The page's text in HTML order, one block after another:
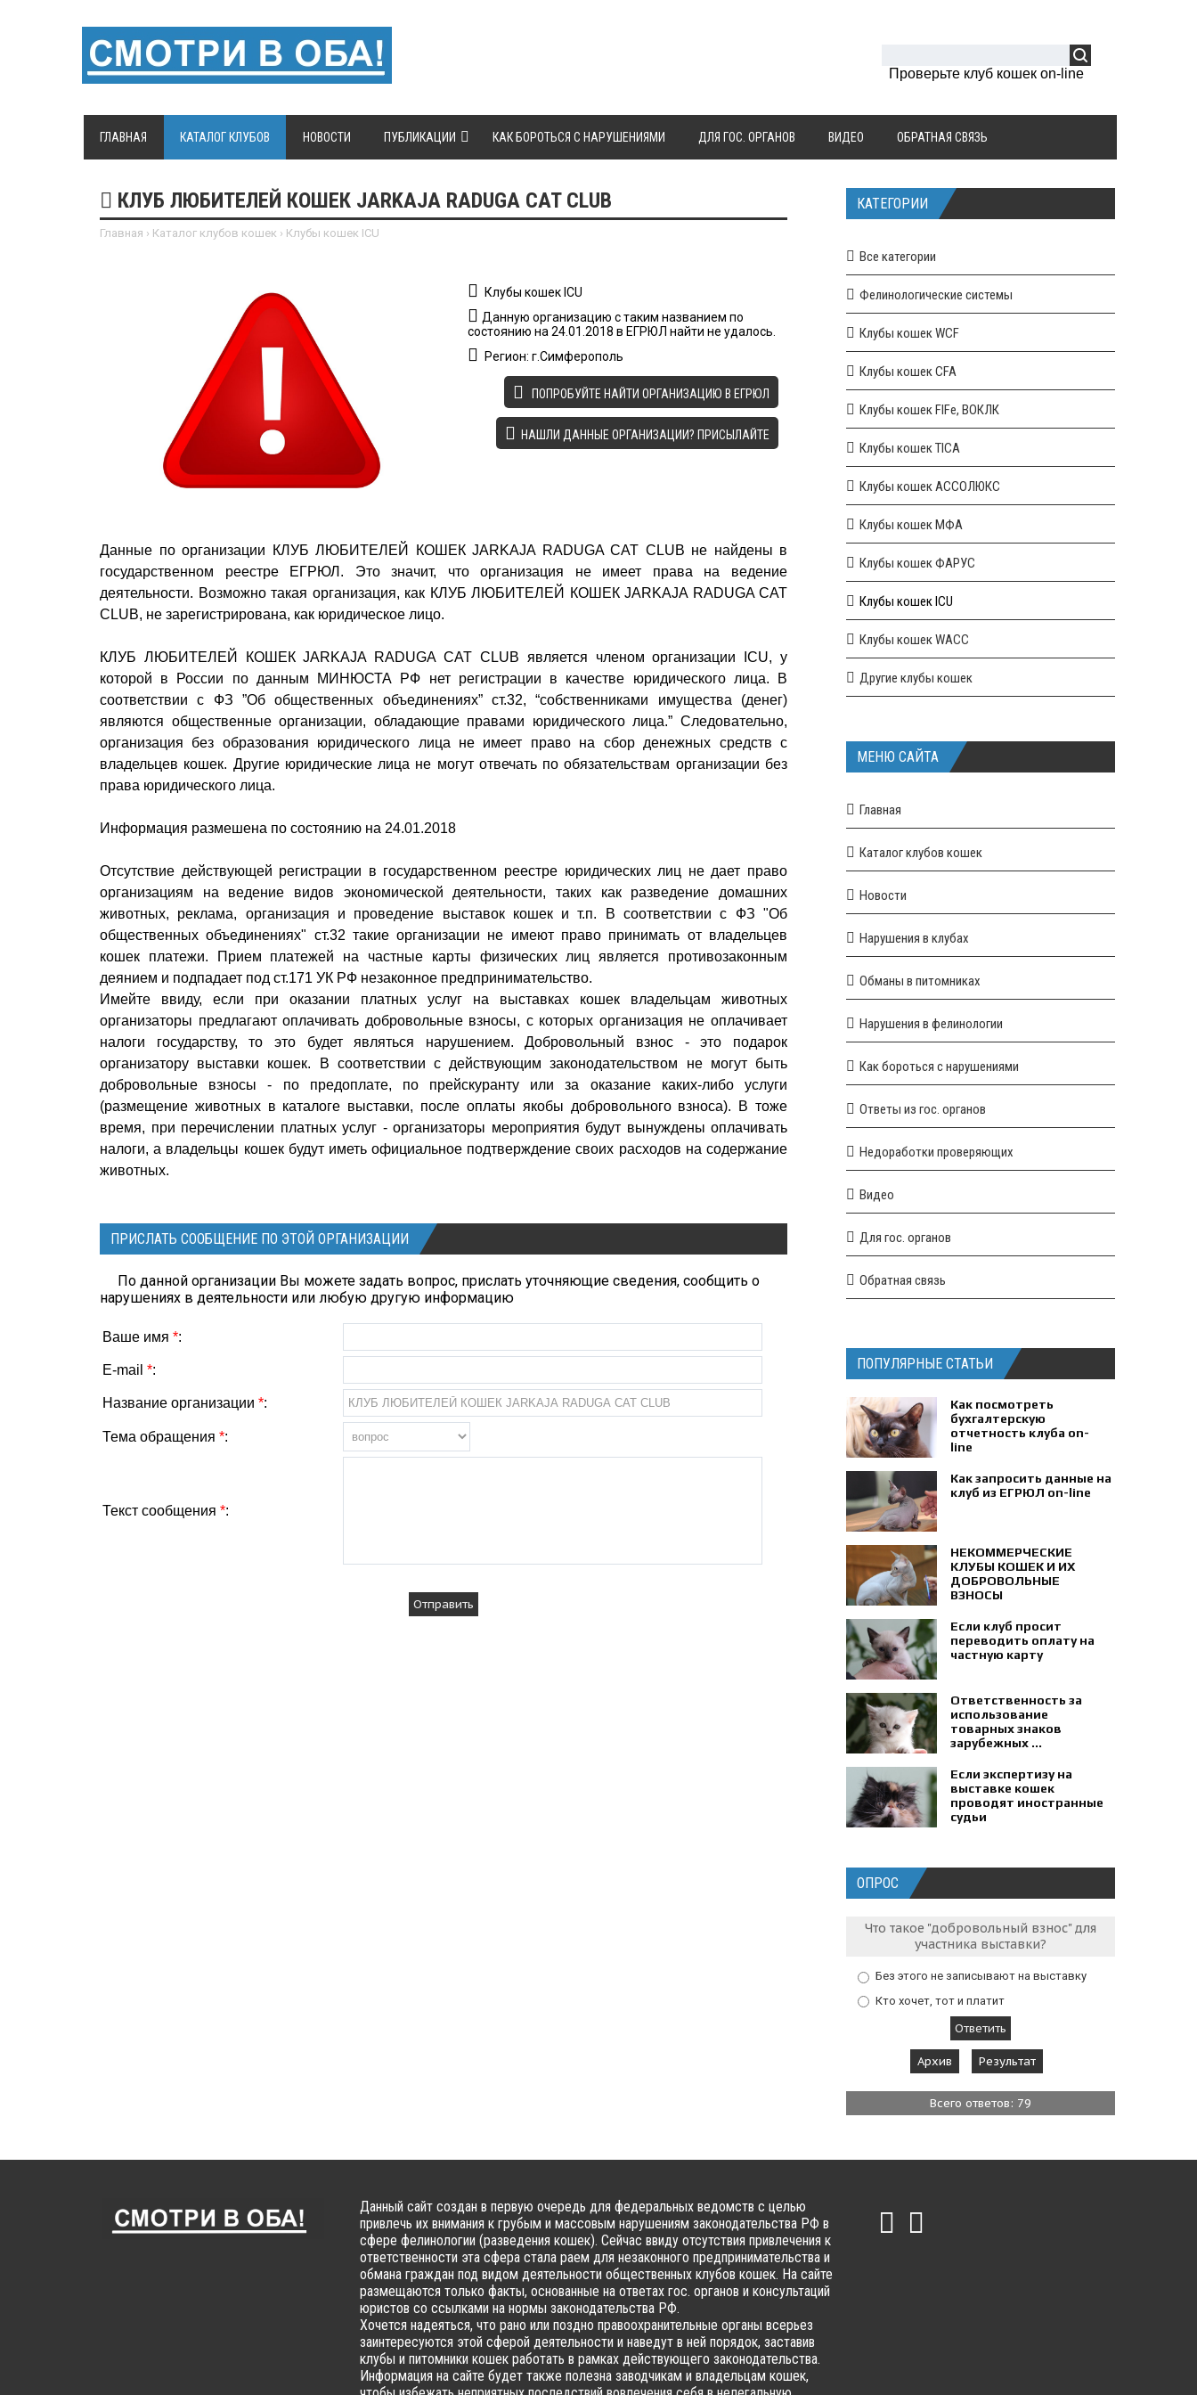
Проверьте клуб кошек on-line
ГЛАВНАЯ КАТАЛОГ КЛУБОВ НОВОСТИ ПУБЛИКАЦИИ КАК БОРОТЬСЯ С НАРУШЕНИЯМИ ДЛЯ ГОС. ОРГАНОВ ВИДЕО ОБРАТНАЯ СВЯЗЬ
КЛУБ ЛЮБИТЕЛЕЙ КОШЕК JARKAJA RADUGA CAT CLUB
Главная › Каталог клубов кошек › Клубы кошек ICU
Клубы кошек ICU
Данную организацию с таким названием по
состоянию на 24.01.2018 в ЕГРЮЛ найти не удалось.
Регион: г.Симферополь
ПОПРОБУЙТЕ НАЙТИ ОРГАНИЗАЦИЮ В ЕГРЮЛ
НАШЛИ ДАННЫЕ ОРГАНИЗАЦИИ? ПРИСЫЛАЙТЕ
Данные по организации КЛУБ ЛЮБИТЕЛЕЙ КОШЕК JARKAJA RADUGA CAT CLUB не найдены в
государственном реестре ЕГРЮЛ. Это значит, что организация не имеет права на ведение
деятельности. Возможно такая организация, как КЛУБ ЛЮБИТЕЛЕЙ КОШЕК JARKAJA RADUGA CAT
CLUB, не зарегистрирована, как юридическое лицо.
КЛУБ ЛЮБИТЕЛЕЙ КОШЕК JARKAJA RADUGA CAT CLUB является членом организации ICU, у
которой в России по данным МИНЮСТА РФ нет регистрации в качестве юридического лица. В
соответствии с ФЗ ”Об общественных объединениях” ст.32, “собственниками имущества (денег)
являются общественные организации, обладающие правами юридического лица.” Следовательно,
организация без образования юридического лица не имеет право на сбор денежных средств с
владельцев кошек. Другие юридические лица не могут отвечать по обязательствам организации без
права юридического лица.
Информация размешена по состоянию на 24.01.2018
Отсутствие действующей регистрации в государственном реестре юридических лиц не дает право
организациям на ведение видов экономической деятельности, таких как разведение домашних
животных, реклама, организация и проведение выставок кошек и т.п. В соответствии с ФЗ "Об
общественных объединениях" ст.32 такие организации не имеют право принимать от владельцев
кошек платежи. Прием платежей на частные карты физических лиц является противозаконным
деянием и подпадает под ст.171 УК РФ незаконное предпринимательство.
Имейте ввиду, если при оказании платных услуг на выставках кошек владельцам животных
организаторы предлагают оплачивать добровольные взносы, с которых организация не оплачивает
налоги государству, то это будет являться нарушением. Добровольный взнос - это подарок
организатору выставки кошек. В соответствии с действующим законодательством не могут быть
добровольные взносы - по предоплате, по прейскуранту или за оказание каких-либо услуги
(размещение животных в каталоге выставки, после оплаты якобы добровольного взноса). В тоже
время, при перечислении платных услуг - организаторы мероприятия будут вынуждены оплачивать
налоги, а владельцы кошек будут иметь официальное подтверждение своих расходов на содержание
животных.
ПРИСЛАТЬ СООБЩЕНИЕ ПО ЭТОЙ ОРГАНИЗАЦИИ
По данной организации Вы можете задать вопрос, прислать уточняющие сведения, сообщить о
нарушениях в деятельности или любую другую информацию
Ваше имя *:
E-mail *:
Название организации *:
Тема обращения *:
Текст сообщения *:
КАТЕГОРИИ
Все категории
Фелинологические системы
Клубы кошек WCF
Клубы кошек CFA
Клубы кошек FIFe, ВОКЛК
Клубы кошек TICA
Клубы кошек АССОЛЮКС
Клубы кошек МФА
Клубы кошек ФАРУС
Клубы кошек ICU
Клубы кошек WACC
Другие клубы кошек
МЕНЮ САЙТА
Главная
Каталог клубов кошек
Новости
Нарушения в клубах
Обманы в питомниках
Нарушения в фелинологии
Как бороться с нарушениями
Ответы из гос. органов
Недоработки проверяющих
Видео
Для гос. органов
Обратная связь
ПОПУЛЯРНЫЕ СТАТЬИ
Как посмотреть
бухгалтерскую
отчетность клуба on-
line
Как запросить данные на
клуб из ЕГРЮЛ on-line
НЕКОММЕРЧЕСКИЕ
КЛУБЫ КОШЕК И ИХ
ДОБРОВОЛЬНЫЕ
ВЗНОСЫ
Если клуб просит
переводить оплату на
частную карту
Ответственность за
использование
товарных знаков
зарубежных ...
Если экспертизу на
выставке кошек
проводят иностранные
судьи
ОПРОС
Что такое "добровольный взнос" для
участника выставки?
Без этого не записывают на выставку
Кто хочет, тот и платит
Архив Результат
Всего ответов: 79
Данный сайт создан в первую очередь для федеральных ведомств с целью
привлечь их внимания к грубым и массовым нарушениям законодательства РФ в
сфере фелинологии (разведения кошек). Сейчас ввиду отсутствия привлечения к
ответственности эта сфера стала раем для незаконного предпринимательства и
обмана граждан под видом деятельности общественных клубов кошек. На сайте
размещаются только факты, основанные на ответах гос. органов и консультаций
юристов со ссылками на нормы законодательства РФ.
Хочется надеяться, что рано или поздно правоохранительные органы всерьез
заинтересуются этой сферой деятельности и наведут в ней порядок, заставив
клубы и питомники кошек работать в рамках действующего законодательства.
Информация на сайте будет также полезна заводчикам и владельцам кошек,